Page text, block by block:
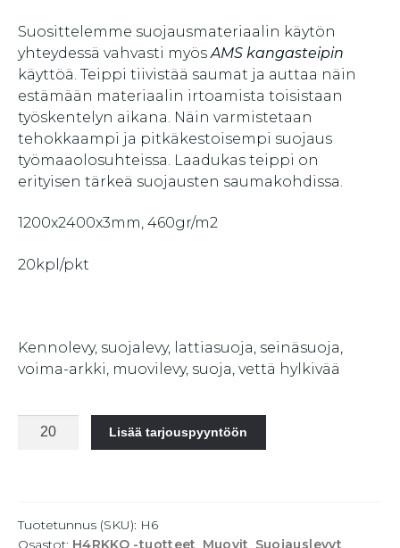
Suosittelemme suojausmateriaalin käytön
yhteydessä vahvasti myös AMS kangasteipin
käyttöä. Teippi tiivistää saumat ja auttaa näin
estämään materiaalin irtoamista toisistaan
työskentelyn aikana. Näin varmistetaan
tehokkaampi ja pitkäkestoisempi suojaus
työmaaolosuhteissa. Laadukas teippi on
erityisen tärkeä suojausten saumakohdissa.
1200x2400x3mm, 460gr/m2
20kpl/pkt
Kennolevy, suojalevy, lattiasuoja, seinäsuoja,
voima-arkki, muovilevy, suoja, vettä hylkivää
H4RKKO
Kennolevy
Lisää tarjouspyyntöön
Tuotetunnus (SKU): H6
Osastot: H4RKKO -tuotteet Muovit Suojauslevyt